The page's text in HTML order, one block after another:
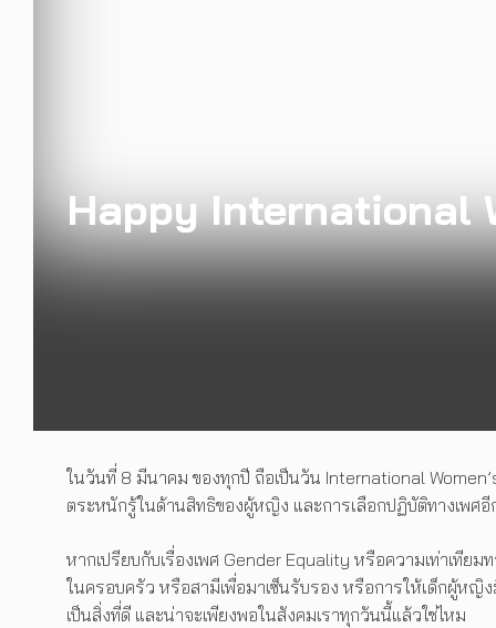
Happy International
ในวันที่ 8 มีนาคม ของทุกปี ถือเป็นวัน International
ตระหนักรู้ในด้านสิทธิของผู้หญิง และการเลือกปฏิบัติทางเพ
หากเปรียบกับเรื่องเพศ Gender Equality หรือความเท่าเที
ในครอบครัว หรือสามีเพื่อมาเซ็นรับรอง หรือการให้เด็กผู้หญิ
เป็นสิ่งที่ดี และน่าจะเพียงพอในสังคมเราทุกวันนี้แล้วใช่ไหม